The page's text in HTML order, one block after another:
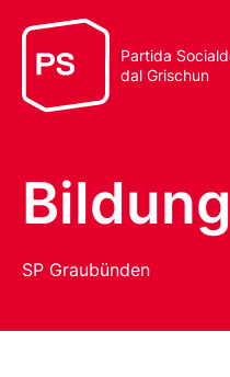
Partida
dal Grischun
SP Graubünden